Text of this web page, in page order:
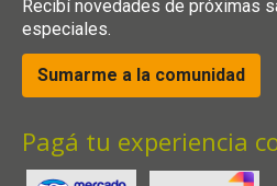
Recibí novedades de próximas
especiales.
Sumarme a la comunidad
Pagá tu experiencia